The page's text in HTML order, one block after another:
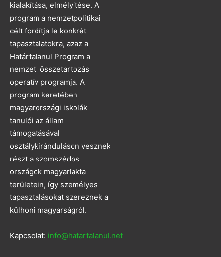
kialakítása, elmélyítése. A
program a nemzetpolitikai
célt fordítja le konkrét
tapasztalatokra, azaz a
Határtalanul Program a
nemzeti összetartozás
operatív programja. A
program keretében
magyarországi iskolák
tanulói az állam
támogatásával
osztálykiránduláson vesznek
részt a szomszédos
országok magyarlakta
területein, így személyes
tapasztalásokat szereznek a
külhoni magyarságról.
Kapcsolat: info@hatartalanul.net